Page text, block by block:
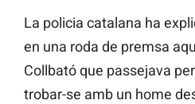
La policia catalana ha
en una roda de premsa
Collbató que passejava
trobar-se amb un home